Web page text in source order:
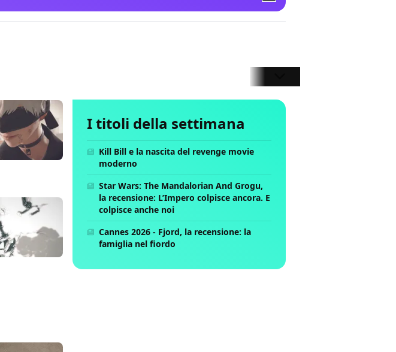
I titoli della settimana
Kill Bill e la nascita del revenge movie
moderno
Star Wars: The Mandalorian And Grogu,
la recensione: L’Impero colpisce ancora. E
colpisce anche noi
Cannes 2026 - Fjord, la recensione: la
famiglia nel fiordo